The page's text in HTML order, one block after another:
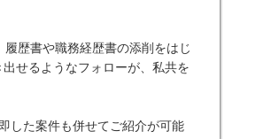
歴書や職務経歴書の添削をはじ
せるようなフォローが、私共を
した案件も併せてご紹介が可能